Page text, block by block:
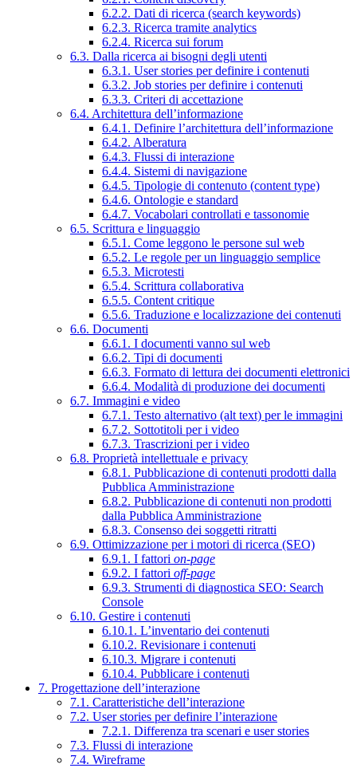
6.2.2. Dati di ricerca (search keywords)
6.2.3. Ricerca tramite analytics
6.2.4. Ricerca sui forum
6.3. Dalla ricerca ai bisogni degli utenti
6.3.1. User stories per definire i contenuti
6.3.2. Job stories per definire i contenuti
6.3.3. Criteri di accettazione
6.4. Architettura dell’informazione
6.4.1. Definire l’architettura dell’informazione
6.4.2. Alberatura
6.4.3. Flussi di interazione
6.4.4. Sistemi di navigazione
6.4.5. Tipologie di contenuto (content type)
6.4.6. Ontologie e standard
6.4.7. Vocabolari controllati e tassonomie
6.5. Scrittura e linguaggio
6.5.1. Come leggono le persone sul web
6.5.2. Le regole per un linguaggio semplice
6.5.3. Microtesti
6.5.4. Scrittura collaborativa
6.5.5. Content critique
6.5.6. Traduzione e localizzazione dei contenuti
6.6. Documenti
6.6.1. I documenti vanno sul web
6.6.2. Tipi di documenti
6.6.3. Formato di lettura dei documenti elettronici
6.6.4. Modalità di produzione dei documenti
6.7. Immagini e video
6.7.1. Testo alternativo (alt text) per le immagini
6.7.2. Sottotitoli per i video
6.7.3. Trascrizioni per i video
6.8. Proprietà intellettuale e privacy
6.8.1. Pubblicazione di contenuti prodotti dalla
Pubblica Amministrazione
6.8.2. Pubblicazione di contenuti non prodotti
dalla Pubblica Amministrazione
6.8.3. Consenso dei soggetti ritratti
6.9. Ottimizzazione per i motori di ricerca (SEO)
6.9.1. I fattori on-page
6.9.2. I fattori off-page
6.9.3. Strumenti di diagnostica SEO: Search
Console
6.10. Gestire i contenuti
6.10.1. L’inventario dei contenuti
6.10.2. Revisionare i contenuti
6.10.3. Migrare i contenuti
6.10.4. Pubblicare i contenuti
7. Progettazione dell’interazione
7.1. Caratteristiche dell’interazione
7.2. User stories per definire l’interazione
7.2.1. Differenza tra scenari e user stories
7.3. Flussi di interazione
7.4. Wireframe